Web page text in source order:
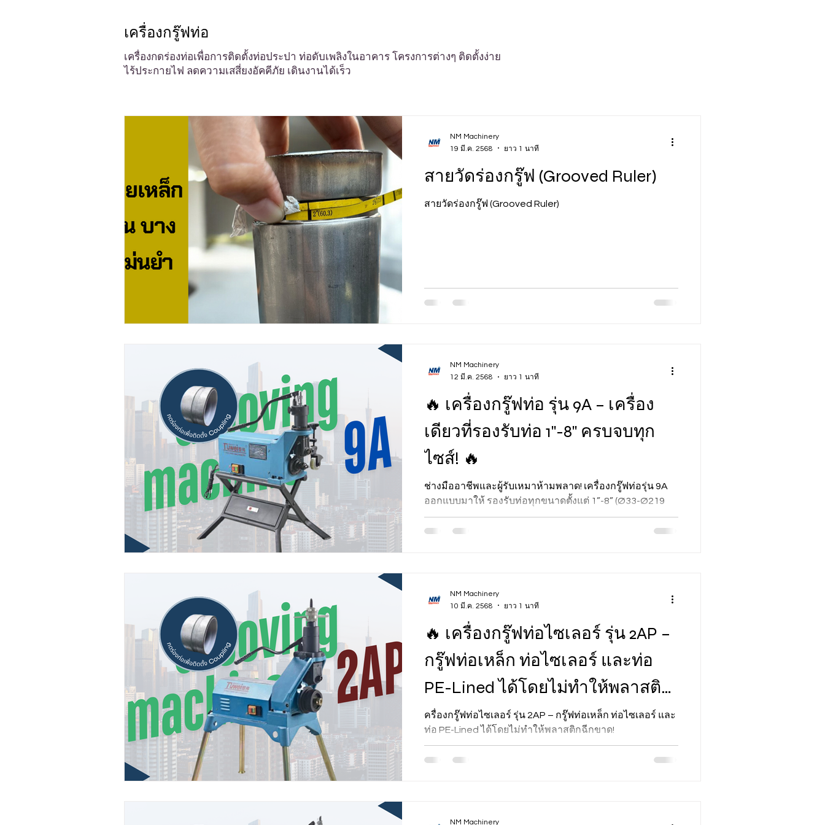
เครื่องกรู๊ฟท่อ
เครื่องกดร่องท่อเพื่อการติดตั้งท่อประปา ท่อดับเพลิงในอาคาร โครงการต่างๆ ติดตั้งง่าย
ไร้ประกายไฟ ลดความเสสี่ยงอัคคีภัย เดินงานได้เร็ว
สายวัดร่องกรู๊ฟ (Grooved Ruler)
สายวัดร่องกรู๊ฟ (Grooved Ruler)
NM Machinery
19 มี.ค. 2568
ยาว 1 นาที
🔥 เครื่องกรู๊ฟท่อ รุ่น 9A – เครื่อง
เดียวที่รองรับท่อ 1"-8" ครบจบทุก
ไซส์! 🔥
ช่างมืออาชีพและผู้รับเหมาห้ามพลาด! เครื่องกรู๊ฟท่อรุ่น 9A
ออกแบบมาให้ รองรับท่อทุกขนาดตั้งแต่ 1”-8” (Ø33-Ø219
มม.)
NM Machinery
12 มี.ค. 2568
ยาว 1 นาที
🔥 เครื่องกรู๊ฟท่อไซเลอร์ รุ่น 2AP –
กรู๊ฟท่อเหล็ก ท่อไซเลอร์ และท่อ
PE-Lined ได้โดยไม่ทำให้พลาสติก
ฉีกขาด! 🔥
ครื่องกรู๊ฟท่อไซเลอร์ รุ่น 2AP – กรู๊ฟท่อเหล็ก ท่อไซเลอร์ และ
ท่อ PE-Lined ได้โดยไม่ทำให้พลาสติกฉีกขาด!
NM Machinery
10 มี.ค. 2568
ยาว 1 นาที
NM Machinery